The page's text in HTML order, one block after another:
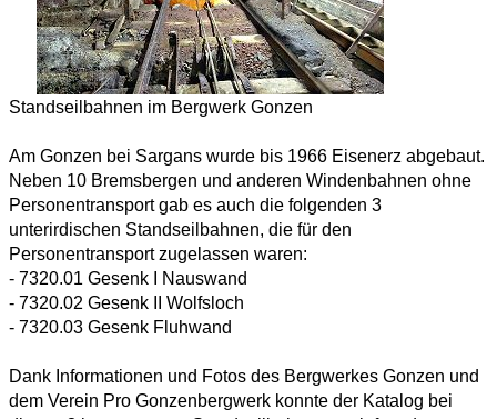
Standseilbahnen im Bergwerk Gonzen
Am Gonzen bei Sargans wurde bis 1966 Eisenerz abgebaut.
Neben 10 Bremsbergen und anderen Windenbahnen ohne
Personentransport gab es auch die folgenden 3
unterirdischen Standseilbahnen, die für den
Personentransport zugelassen waren:
- 7320.01 Gesenk I Nauswand
- 7320.02 Gesenk II Wolfsloch
- 7320.03 Gesenk Fluhwand
Dank Informationen und Fotos des Bergwerkes Gonzen und
dem Verein Pro Gonzenbergwerk konnte der Katalog bei